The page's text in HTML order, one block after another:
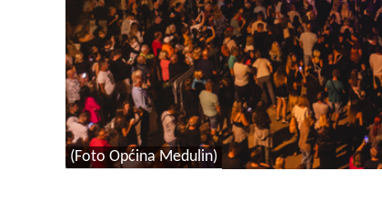
(Foto Općina Medulin)